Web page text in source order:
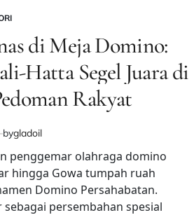
di Meja Domino:
Hatta Segel Juara di
Rakyat
bygladoil
penggemar olahraga domino
hingga Gowa tumpah ruah
Domino Persahabatan.
persembahan spesial